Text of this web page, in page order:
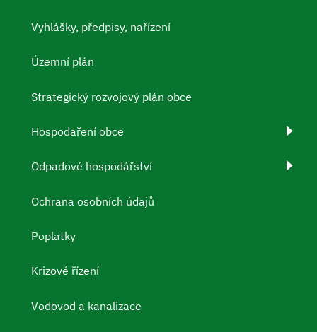
Vyhlášky, předpisy, nařízení
Územní plán
Strategický rozvojový plán obce
Hospodaření obce
Odpadové hospodářství
Ochrana osobních údajů
Poplatky
Krizové řízení
Vodovod a kanalizace